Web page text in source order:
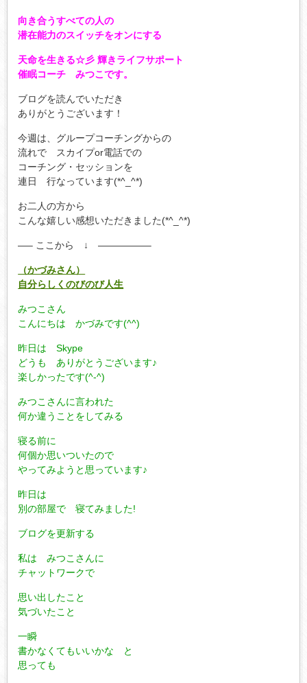
向き合うすべての人の
潜在能力のスイッチをオンにする
天命を生きる☆彡 輝きライフサポート
催眠コーチ みつこです。
ブログを読んでいただき
ありがとうございます！
今週は、グループコーチングからの
流れで スカイプor電話での
コーチング・セッションを
連日 行なっています(*^_^*)
お二人の方から
こんな嬉しい感想いただきました(*^_^*)
—– ここから ↓ —————–
（かづみさん）
自分らしくのびのび人生
みつこさん
こんにちは かづみです(^^)
昨日は Skype
どうも ありがとうございます♪
楽しかったです(^-^)
みつこさんに言われた
何か違うことをしてみる
寝る前に
何個か思いついたので
やってみようと思っています♪
昨日は
別の部屋で 寝てみました!
ブログを更新する
私は みつこさんに
チャットワークで
思い出したこと
気づいたこと
一瞬
書かなくてもいいかな と
思っても